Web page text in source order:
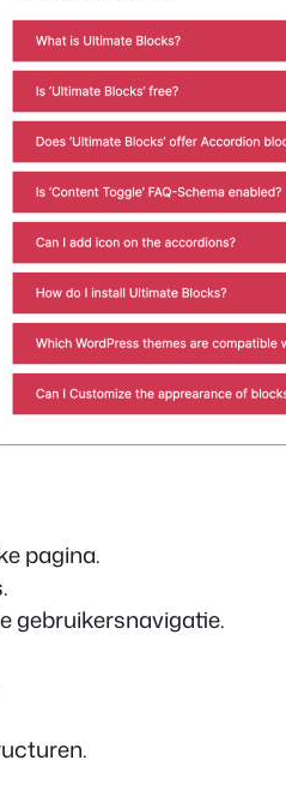
pagina.
gebruikersnavigatie.